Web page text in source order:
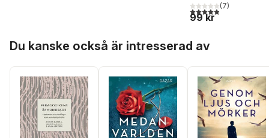
4,9utav 5 stjärnor.
(7)
99 kr
Du kanske också är intresserad av